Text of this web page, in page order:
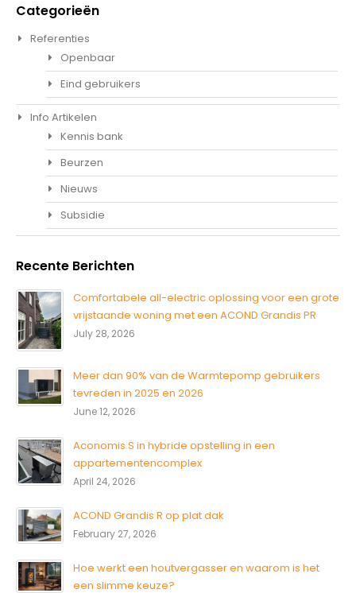
Categorieën
Referenties
Openbaar
Eind gebruikers
Info Artikelen
Kennis bank
Beurzen
Nieuws
Subsidie
Recente Berichten
Comfortabele all-electric oplossing voor een grote
vrijstaande woning met een ACOND Grandis PR
July 28, 2026
Meer dan 90% van de Warmtepomp gebruikers
tevreden in 2025 en 2026
June 12, 2026
Aconomis S in hybride opstelling in een
appartementencomplex
April 24, 2026
ACOND Grandis R op plat dak
February 27, 2026
Hoe werkt een houtvergasser en waarom is het
een slimme keuze?